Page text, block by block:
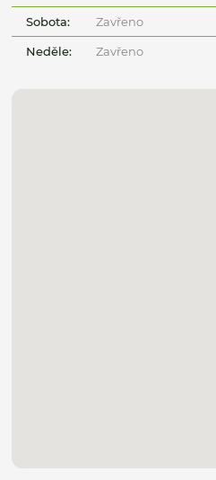
Sobota: Zavřeno
Neděle: Zavřeno